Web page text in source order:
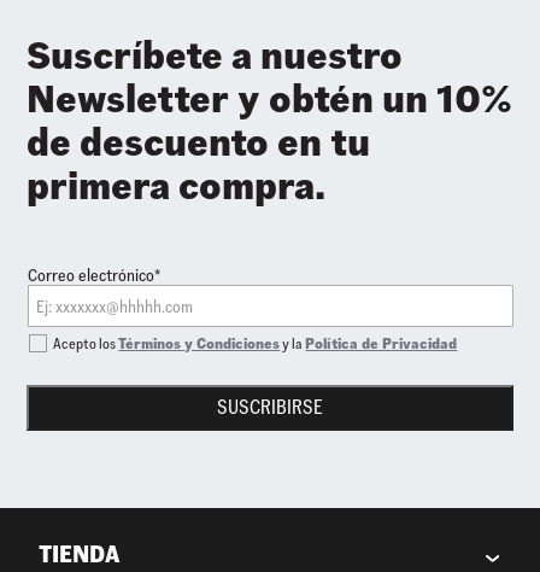
Suscríbete a nuestro
Newsletter y obtén un 10%
de descuento en tu
primera compra.
Correo electrónico*
SUSCRIBIRSE
Acepto losTérminos y Condicionesy laPolítica de Privacidad
TIENDA